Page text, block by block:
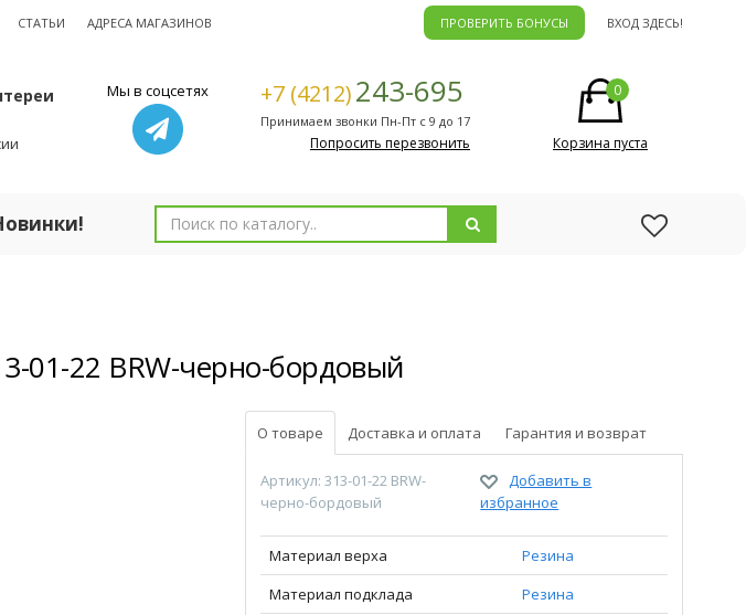
СТАТЬИ АДРЕСА МАГАЗИНОВ ПРОВЕРИТЬ БОНУСЫ ВХОД ЗДЕСЬ!
Мы в соцсетях +7 (4212)243-695
Принимаем звонки Пн-Пт с 9 до 17
Попросить перезвонить
0
Корзина пуста
01-22 BRW-черно-бордовый
О товаре Доставка и оплата Гарантия и возврат
Артикул: 313-01-22 BRW-
черно-бордовый
Добавить в
избранное
Материал верха
Резина
Материал подклада
Резина